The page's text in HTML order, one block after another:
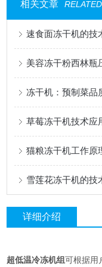
相关文章
速食面冻干机的技
美容冻干粉西林瓶
冻干机：预制菜品
草莓冻干机技术应
雪莲花冻干机的技
详细介绍
超低温冷冻机组可根据用